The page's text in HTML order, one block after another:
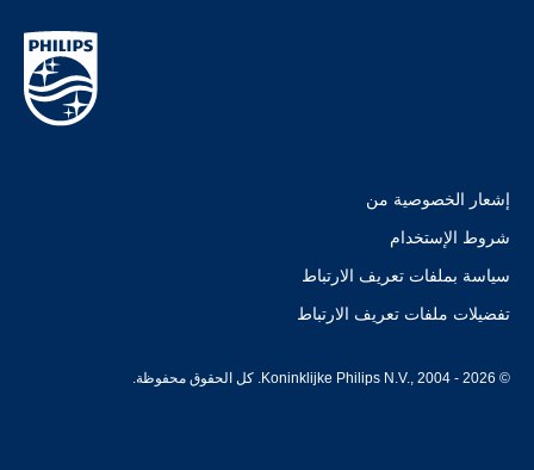
إشعار الخصوصية من
شروط الإستخدام
سياسة بملفات تعريف الارتباط
تفضيلات ملفات تعريف الارتباط
© Koninklijke Philips N.V., 2004 - 2026. كل الحقوق محفوظة.